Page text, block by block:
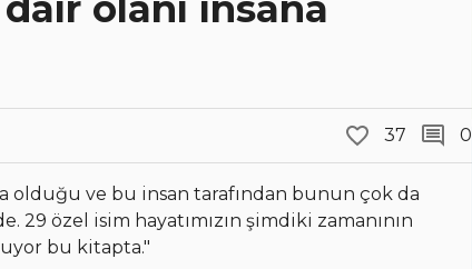
37 0
olduğu ve bu insan tarafından bunun çok da
özel isim hayatımızın şimdiki zamanının
bu kitapta."